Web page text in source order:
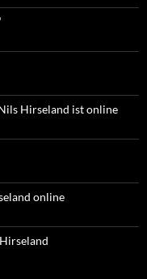
Hirseland ist online
online